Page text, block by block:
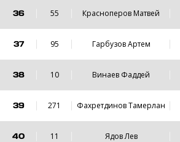
36 55 Красноперов Матвей
37 95 Гарбузов Артем
38 10 Винаев Фаддей
39 271 Фахретдинов Тамерлан
40 11 Ядов Лев